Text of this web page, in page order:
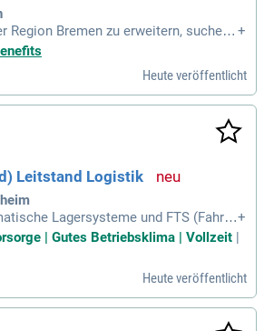
Region Bremen zu erweitern, suchen
Zeitpunkt motivierte und talentier
Step Stone.de bit.ly/4w2X7RCQTJ
+
Heute veröffentlicht
Leitstand Logistik
Lagersysteme und FTS (Fahrer
Klärung von Fehlern im Prozessabl
inklusive Korrekturen/ Inventurtä
+
| Gutes Betriebsklima | Vollzeit
Heute veröffentlicht